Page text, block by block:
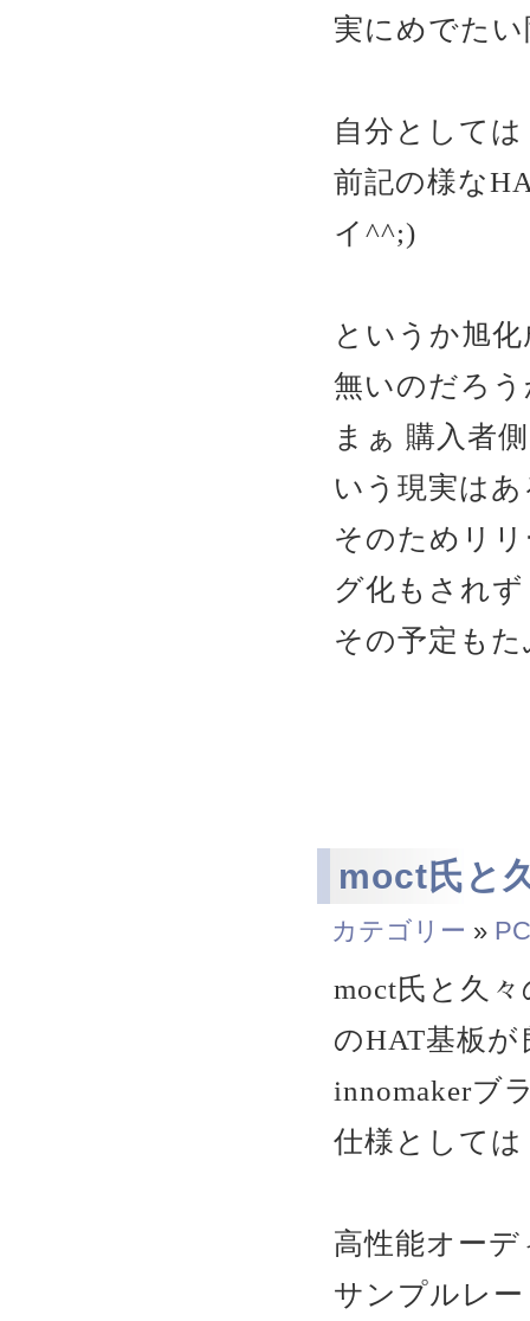
実にめでた
自分としては
前記の様な
イ^^;)
というか旭
無いのだろ
まぁ 購入者
いう現実は
そのためリ
グ化もされず
その予定も
moct氏と
カテゴリー »
moct氏と久
のHAT基板
innomakerブ
仕様としては
高性能オーデ
サンプルレ